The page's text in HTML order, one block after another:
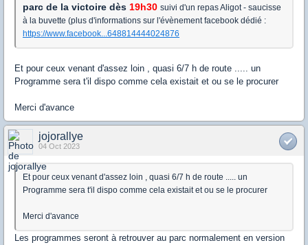
parc de la victoire dès 19h30 suivi d'un repas Aligot - saucisse
à la buvette (plus d'informations sur l'évènement facebook dédié :
https://www.facebook...648814444024876
Et pour ceux venant d'assez loin , quasi 6/7 h de route ..... un
Programme sera t'il dispo comme cela existait et ou se le procurer
Merci d'avance
jojorallye
04 Oct 2023
Et pour ceux venant d'assez loin , quasi 6/7 h de route ..... un
Programme sera t'il dispo comme cela existait et ou se le procurer
Merci d'avance
Les programmes seront à retrouver au parc normalement en version